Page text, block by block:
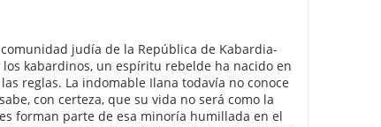
judía de la República de Kabardia-
kabardinos, un espíritu rebelde ha nacido en
reglas. La indomable Ilana todavía no conoce
con certeza, que su vida no será como la
forman parte de esa minoría humillada en el